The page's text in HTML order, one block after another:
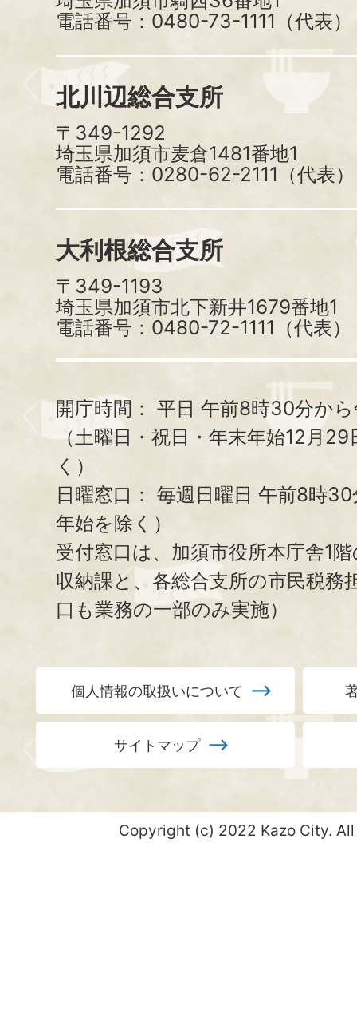
電話番号：0480-73-1111（代表）
北川辺総合支所
〒349-1292
埼玉県加須市麦倉1481番地1
電話番号：0280-62-2111（代表）
大利根総合支所
〒349-1193
埼玉県加須市北下新井1679番地1
電話番号：0480-72-1111（代表）
開庁時間： 平日 午前8時30分か
（土曜日・祝日・年末年始12月
く）
日曜窓口： 毎週日曜日 午前8時
年始を除く）
受付窓口は、加須市役所本庁舎1
収納課と、 各総合支所の市民税務
口も業務の一部のみ実施）
個人情報の取扱いについて
サイトマップ
Copyright (c) 2022 Kazo City.